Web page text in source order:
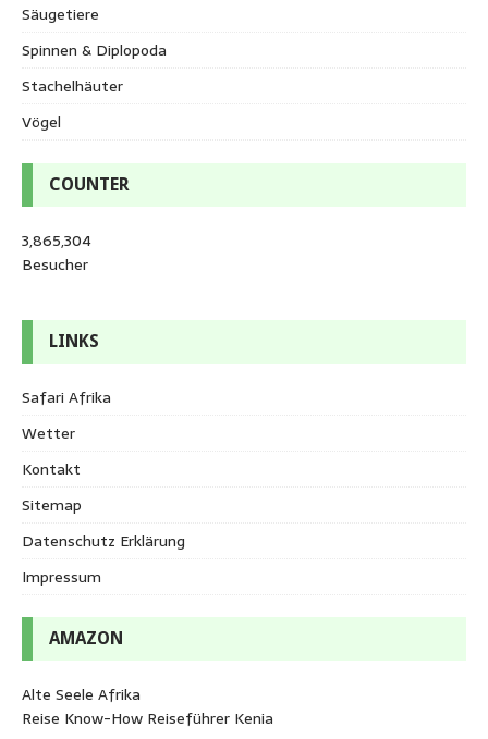
Säugetiere
Spinnen & Diplopoda
Stachelhäuter
Vögel
COUNTER
3,865,304
Besucher
LINKS
Safari Afrika
Wetter
Kontakt
Sitemap
Datenschutz Erklärung
Impressum
AMAZON
Alte Seele Afrika
Reise Know-How Reiseführer Kenia